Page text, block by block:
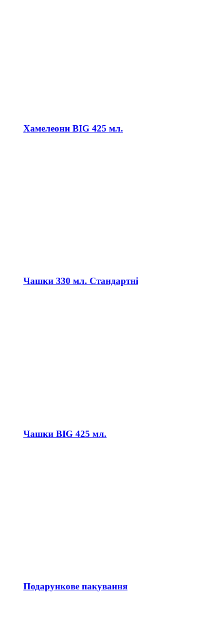
Хамелеони BIG 425 мл.
Чашки 330 мл. Стандартні
Чашки BIG 425 мл.
Подарункове пакування